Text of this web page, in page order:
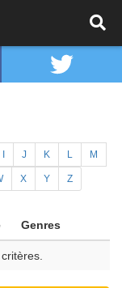
J K L M
X Y Z
Genres